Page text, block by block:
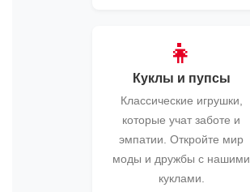
👧
Куклы и пупсы
Классические игрушки,
которые учат заботе и
эмпатии. Откройте мир
моды и дружбы с нашими
куклами.